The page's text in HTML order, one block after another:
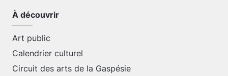
À découvrir
Art public
Calendrier culturel
Circuit des arts de la Gaspésie